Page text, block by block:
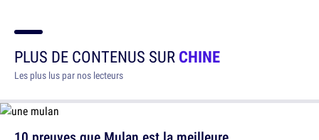
PLUS DE CONTENUS SURCHINE
Les plus lus par nos lecteurs